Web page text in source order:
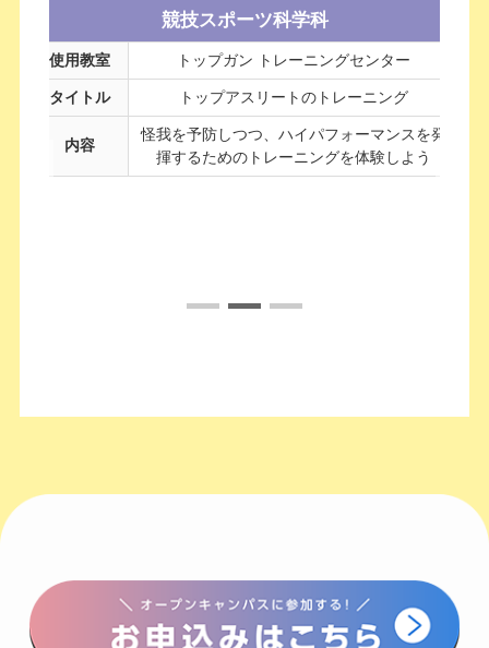
競技スポーツ科学科
使用教室 トップガン トレーニングセンター
タイトル トップアスリートのトレーニング
内容
怪我を予防しつつ、ハイパフォーマンスを発
揮するためのトレーニングを体験しよう